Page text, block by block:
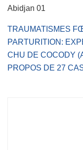
Abidjan 01
TRAUMATISMES
PARTURITION:
CHU DE COCODY
PROPOS DE 27